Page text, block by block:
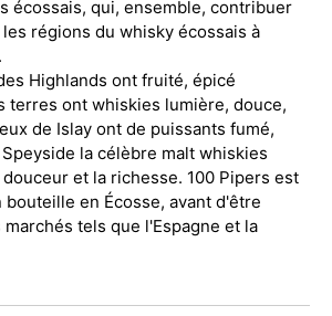
écossais, qui, ensemble, contribuer
régions du whisky écossais à
Highlands ont fruité, épicé
terres ont whiskies lumière, douce,
de Islay ont de puissants fumé,
la célèbre malt whiskies
et la richesse. 100 Pipers est
bouteille en Écosse, avant d'être
tels que l'Espagne et la